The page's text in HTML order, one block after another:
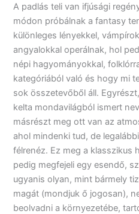
A padlás teli van ifjúsági
módon próbálnak a fantasy
különleges lényekkel,
angyalokkal operálnak, hol
népi hagyományokkal,
kategóriából való és hogy mi
sok összetevőből áll.
kelta mondavilágból ismert
másrészt meg ott van az
ahol mindenki tud, de
félrenéz. Ez meg a klasszikus
pedig megfejeli egy esendő,
ugyanis olyan, mint bármely
magát (mondjuk ő jogosan),
beolvadni a környezetébe,